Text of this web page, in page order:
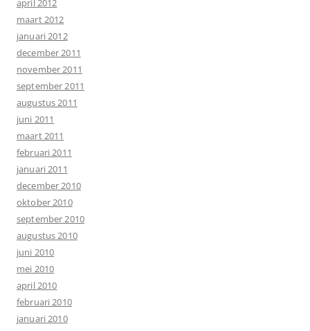
maart 2012
januari 2012
december 2011
november 2011
september 2011
augustus 2011
juni 2011
maart 2011
februari 2011
januari 2011
december 2010
oktober 2010
september 2010
augustus 2010
juni 2010
mei 2010
april 2010
februari 2010
januari 2010